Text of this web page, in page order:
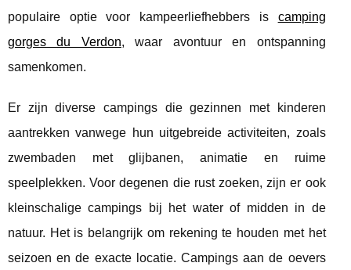
populaire optie voor kampeerliefhebbers is camping
gorges du Verdon, waar avontuur en ontspanning
samenkomen.
Er zijn diverse campings die gezinnen met kinderen
aantrekken vanwege hun uitgebreide activiteiten, zoals
zwembaden met glijbanen, animatie en ruime
speelplekken. Voor degenen die rust zoeken, zijn er ook
kleinschalige campings bij het water of midden in de
natuur. Het is belangrijk om rekening te houden met het
seizoen en de exacte locatie. Campings aan de oevers